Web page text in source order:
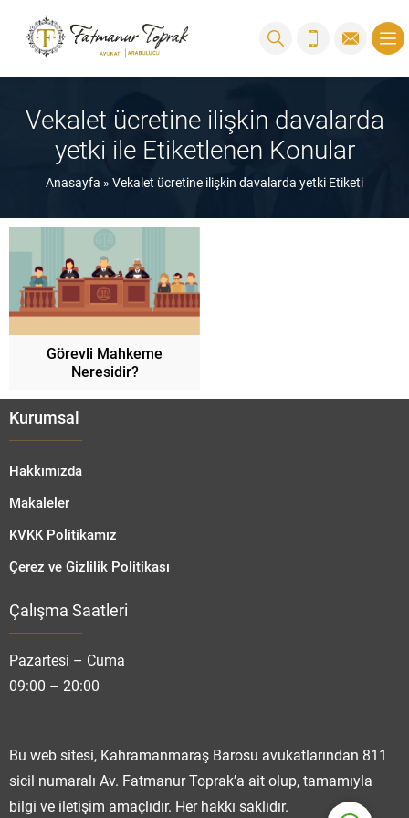
Vekalet ücretine ilişkin davalarda
yetki ile Etiketlenen Konular
Anasayfa » Vekalet ücretine ilişkin davalarda yetki Etiketi
Görevli Mahkeme
Neresidir?
Kurumsal
Hakkımızda
Makaleler
KVKK Politikamız
Çerez ve Gizlilik Politikası
Çalışma Saatleri
Pazartesi – Cuma
09:00 – 20:00
Bu web sitesi, Kahramanmaraş Barosu avukatlarından 811
sicil numaralı Av. Fatmanur Toprak’a ait olup, tamamıyla
bilgi ve iletişim amaçlıdır. Her hakkı saklıdır.
Cevap Yaz